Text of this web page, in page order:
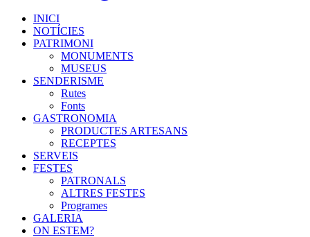
INICI
NOTÍCIES
PATRIMONI
MONUMENTS
MUSEUS
SENDERISME
Rutes
Fonts
GASTRONOMIA
PRODUCTES ARTESANS
RECEPTES
SERVEIS
FESTES
PATRONALS
ALTRES FESTES
Programes
GALERIA
ON ESTEM?